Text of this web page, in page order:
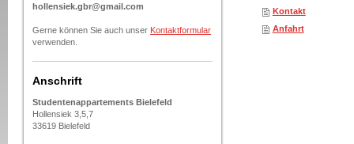
hollensiek.gbr@gmail.com
Gerne können Sie auch unser Kontaktformular
verwenden.
Anschrift
Studentenappartements Bielefeld
Hollensiek 3,5,7
33619 Bielefeld
Kontakt
Anfahrt